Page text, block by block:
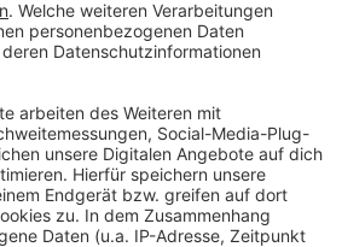
im Sommer 2022
werden neu-, aus- oder